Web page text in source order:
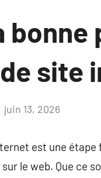
site
juin 13, 2026
est une
le web. Que ce